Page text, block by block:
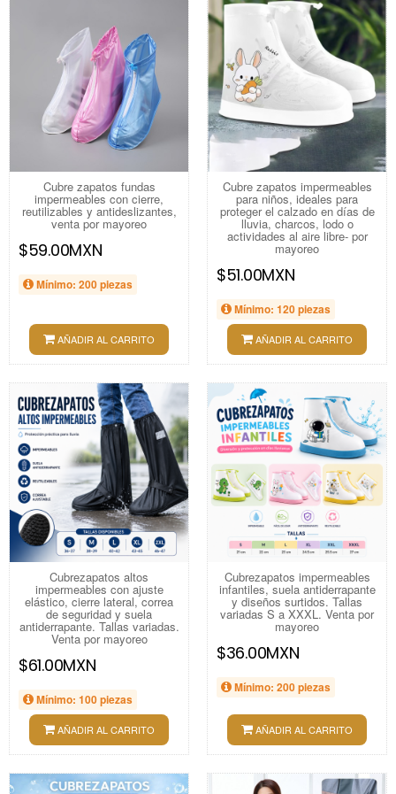
Cubre zapatos fundas
impermeables con cierre,
reutilizables y antideslizantes,
venta por mayoreo
$59.00MXN
Mínimo: 200 piezas
AÑADIR AL CARRITO
Cubre zapatos impermeables
para niños, ideales para
proteger el calzado en días de
lluvia, charcos, lodo o
actividades al aire libre- por
mayoreo
$51.00MXN
Mínimo: 120 piezas
AÑADIR AL CARRITO
Cubrezapatos altos
impermeables con ajuste
elástico, cierre lateral, correa
de seguridad y suela
antiderrapante. Tallas variadas.
Venta por mayoreo
$61.00MXN
Mínimo: 100 piezas
AÑADIR AL CARRITO
Cubrezapatos impermeables
infantiles, suela antiderrapante
y diseños surtidos. Tallas
variadas S a XXXL. Venta por
mayoreo
$36.00MXN
Mínimo: 200 piezas
AÑADIR AL CARRITO